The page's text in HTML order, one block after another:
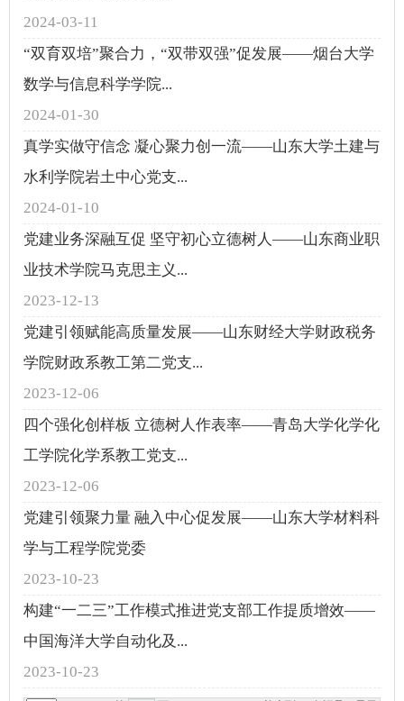
2024-03-11
“双育双培”聚合力，“双带双强”促发展——烟台大学
数学与信息科学学院...
2024-01-30
真学实做守信念 凝心聚力创一流——山东大学土建与
水利学院岩土中心党支...
2024-01-10
党建业务深融互促 坚守初心立德树人——山东商业职
业技术学院马克思主义...
2023-12-13
党建引领赋能高质量发展——山东财经大学财政税务
学院财政系教工第二党支...
2023-12-06
四个强化创样板 立德树人作表率——青岛大学化学化
工学院化学系教工党支...
2023-12-06
党建引领聚力量 融入中心促发展——山东大学材料科
学与工程学院党委
2023-10-23
构建“一二三”工作模式推进党支部工作提质增效——
中国海洋大学自动化及...
2023-10-23